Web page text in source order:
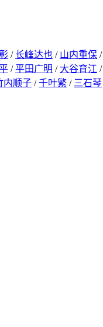
/长峰达也 / 山内重保 /
/平田广明 / 大谷育江 /
内顺子 /千叶繁 / 三石琴